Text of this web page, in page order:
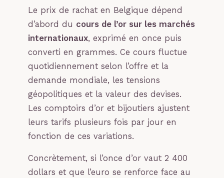
Le prix de rachat en Belgique dépend
d’abord du cours de l’or sur les marchés
internationaux, exprimé en once puis
converti en grammes. Ce cours fluctue
quotidiennement selon l’offre et la
demande mondiale, les tensions
géopolitiques et la valeur des devises.
Les comptoirs d’or et bijoutiers ajustent
leurs tarifs plusieurs fois par jour en
fonction de ces variations.
Concrètement, si l’once d’or vaut 2 400
dollars et que l’euro se renforce face au